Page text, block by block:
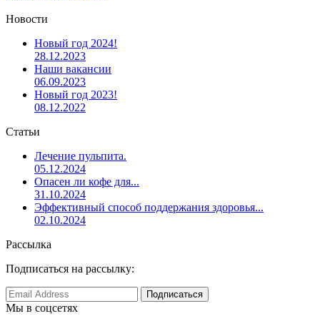
Новости
Новый год 2024!
28.12.2023
Наши вакансии
06.09.2023
Новый год 2023!
08.12.2022
Статьи
Лечение пульпита.
05.12.2024
Опасен ли кофе для...
31.10.2024
Эффективный способ поддержания здоровья...
02.10.2024
Рассылка
Подписаться на рассылку:
Мы в соцсетях